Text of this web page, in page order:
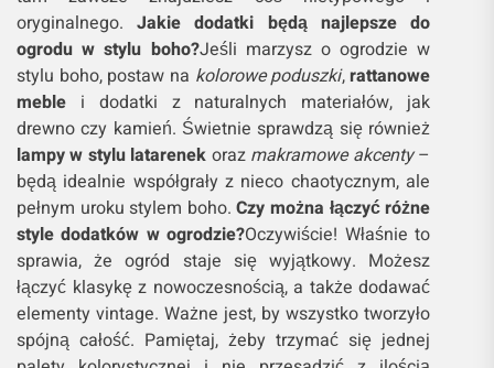
oryginalnego.Jakie dodatki będą najlepsze do
ogrodu w stylu boho?Jeśli marzysz o ogrodzie w
stylu boho, postaw na kolorowe poduszki,rattanowe
meble i dodatki z naturalnych materiałów, jak
drewno czy kamień. Świetnie sprawdzą się również
lampy w stylu latarenek oraz makramowe akcenty–
będą idealnie współgrały z nieco chaotycznym, ale
pełnym uroku stylem boho.Czy można łączyć różne
style dodatków w ogrodzie?Oczywiście! Właśnie to
sprawia, że ogród staje się wyjątkowy. Możesz
łączyć klasykę z nowoczesnością, a także dodawać
elementy vintage. Ważne jest, by wszystko tworzyło
spójną całość. Pamiętaj, żeby trzymać się jednej